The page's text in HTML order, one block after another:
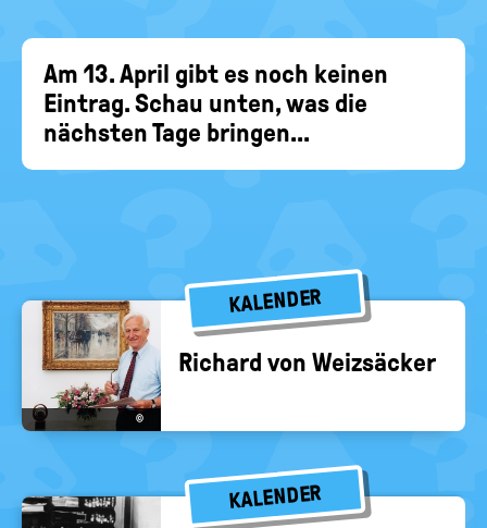
Bildung
/
Am 13. April gibt es noch keinen
Eintrag. Schau unten, was die
nächsten Tage bringen...
KALENDER
©
Ri­chard von Weiz­sä­cker
KALENDER